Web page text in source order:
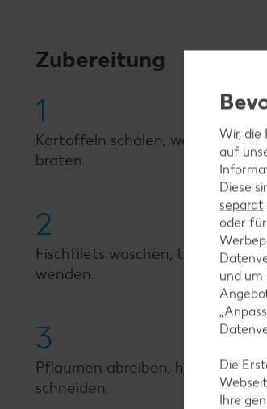
Zubereitung
1
Kartoffeln schälen, waschen, in
braten.
2
Fischfilets waschen, trocken
wenden.
3
Pflaumen abreiben, halbieren
schneiden.
Wir, die
auf
Diese
separat
oder
und um
Die
Ihre